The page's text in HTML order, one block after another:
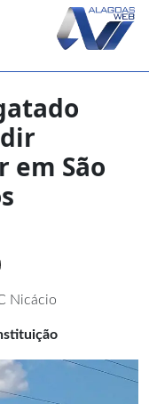
em São
Nicácio